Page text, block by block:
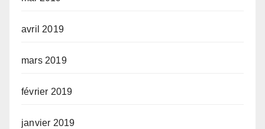
avril 2019
mars 2019
février 2019
janvier 2019